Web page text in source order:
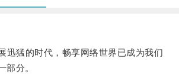
猛的时代，畅享网络世界已成为我们
部分。